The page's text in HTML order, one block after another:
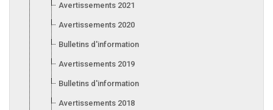
Avertissements 2021
Avertissements 2020
Bulletins d'information 2020
Avertissements 2019
Bulletins d'information 2019
Avertissements 2018